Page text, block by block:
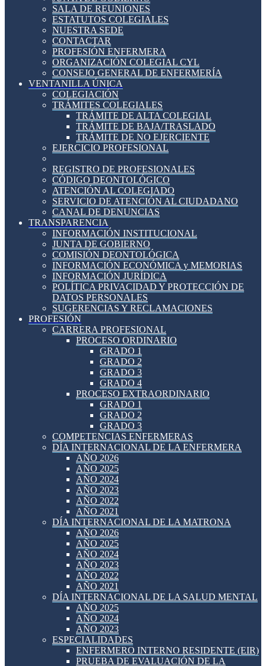
SALA DE REUNIONES
ESTATUTOS COLEGIALES
NUESTRA SEDE
CONTACTAR
PROFESIÓN ENFERMERA
ORGANIZACIÓN COLEGIAL CYL
CONSEJO GENERAL DE ENFERMERÍA
VENTANILLA ÚNICA
COLEGIACIÓN
TRÁMITES COLEGIALES
TRÁMITE DE ALTA COLEGIAL
TRÁMITE DE BAJA/TRASLADO
TRÁMITE DE NO EJERCIENTE
EJERCICIO PROFESIONAL
REGISTRO DE PROFESIONALES
CÓDIGO DEONTOLÓGICO
ATENCIÓN AL COLEGIADO
SERVICIO DE ATENCIÓN AL CIUDADANO
CANAL DE DENUNCIAS
TRANSPARENCIA
INFORMACIÓN INSTITUCIONAL
JUNTA DE GOBIERNO
COMISIÓN DEONTOLÓGICA
INFORMACIÓN ECONÓMICA y MEMORIAS
INFORMACIÓN JURÍDICA
POLÍTICA PRIVACIDAD Y PROTECCIÓN DE
DATOS PERSONALES
SUGERENCIAS Y RECLAMACIONES
PROFESIÓN
CARRERA PROFESIONAL
PROCESO ORDINARIO
GRADO 1
GRADO 2
GRADO 3
GRADO 4
PROCESO EXTRAORDINARIO
GRADO 1
GRADO 2
GRADO 3
COMPETENCIAS ENFERMERAS
DÍA INTERNACIONAL DE LA ENFERMERA
AÑO 2026
AÑO 2025
AÑO 2024
AÑO 2023
AÑO 2022
AÑO 2021
DÍA INTERNACIONAL DE LA MATRONA
AÑO 2026
AÑO 2025
AÑO 2024
AÑO 2023
AÑO 2022
AÑO 2021
DÍA INTERNACIONAL DE LA SALUD MENTAL
AÑO 2025
AÑO 2024
AÑO 2023
ESPECIALIDADES
ENFERMERO INTERNO RESIDENTE (EIR)
PRUEBA DE EVALUACIÓN DE LA